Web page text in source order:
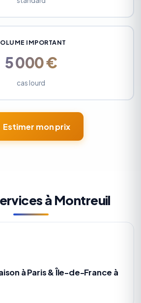
IMPORTANT
5 000 €
cas lourd
Estimer mon prix
à Montreuil
à Paris & Île-de-France à